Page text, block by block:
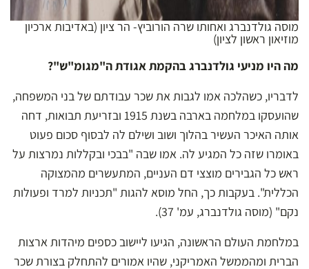
מוסה גולדנברג ואחותו שרה הורוביץ- הר ציון (באדיבות ארכיון
מוזיאון ראשון לציון)
מה היו מניעי גולדנברג בהקמת אגודת ה"מגומ"ש"?
לדבריו, כשהלכה אמו לגבות את שכר עבודתם של בני המשפחה,
שהועסקו במלחמה בארבה בשנת 1915 ובזריעת תבואות, דחה
אותה האיכר העשיר בהלוך ושוב ושילם לה לבסוף סכום פעוט
באומרו שזה כל המגיע לה. אמו שבה "בבכי ובקללות נמרצות על
ראש כל הגבירים מוצצי דם העניים, המתעשרים מהמצוקה
הכללית". בעקבות כך, החל מוסא להגות "תכניות למרד ופעולות
נקם" (מוסה גולדנברג, עמ' 37).
במלחמת העולם הראשונה, הגיעו ליישוב כספים מיהדות ארצות
הברית ומהממשל האמריקני, שהיו אמורים להתחלק בצורת שכר